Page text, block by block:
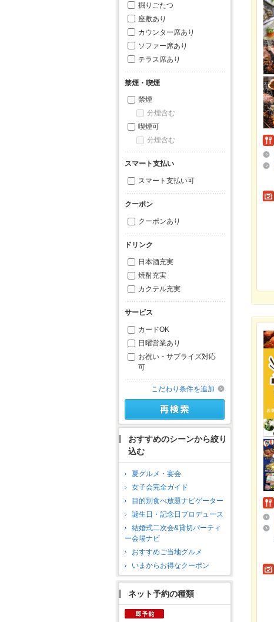
掘りごたつ
座敷あり
カウンター席あり
ソファー席あり
テラス席あり
禁煙・喫煙
禁煙
分煙含む
喫煙可
分煙含む
スマート支払い
スマート支払い可
クーポン
クーポンあり
ドリンク
日本酒充実
焼酎充実
カクテル充実
サービス
カードOK
日曜営業あり
お祝い・サプライズ対応
可
こだわり条件を追加
おすすめのシーンから絞り
込む
夏グルメ・宴会
女子会完全ガイド
目的別食べ放題ナビゲーター
誕生日・記念日プロデュース
結婚式二次会&貸切パーティ
ー会場ナビ
おすすめご当地グルメ
いまからお得なクーポン
ネット予約の種類